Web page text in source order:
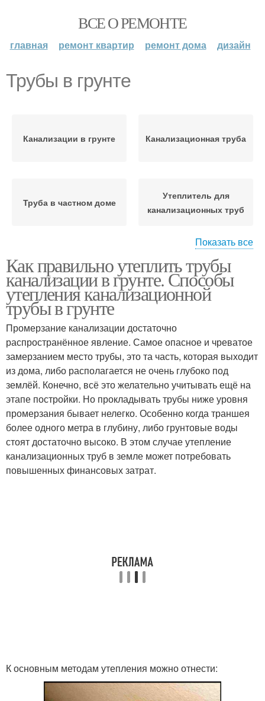
ВСЕ О РЕМОНТЕ
главная ремонт квартир ремонт дома дизайн
Трубы в грунте
Канализации в грунте Канализационная труба
Труба в частном доме
Утеплитель для
канализационных труб
трубы
Трубы в частном доме
Труба на улице
Показать все
Как правильно утеплить трубы
канализации в грунте. Способы
утепления канализационной
трубы в грунте
Промерзание канализации достаточно
распространённое явление. Самое опасное и чреватое
замерзанием место трубы, это та часть, которая выходит
из дома, либо располагается не очень глубоко под
землёй. Конечно, всё это желательно учитывать ещё на
этапе постройки. Но прокладывать трубы ниже уровня
промерзания бывает нелегко. Особенно когда траншея
более одного метра в глубину, либо грунтовые воды
стоят достаточно высоко. В этом случае утепление
канализационных труб в земле может потребовать
повышенных финансовых затрат.
К основным методам утепления можно отнести: